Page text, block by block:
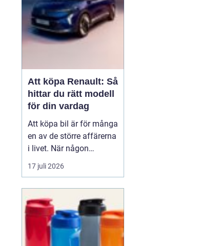
Att köpa Renault: Så
hittar du rätt modell
för din vardag
Att köpa bil är för många
en av de större affärerna
i livet. När någon
funderar på att köpa
Renault Skåne
17 juli 2026